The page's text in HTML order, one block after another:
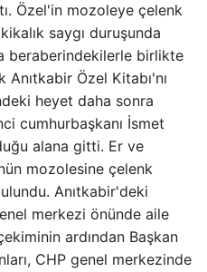
Özel'in mozoleye çelenk
saygı duruşunda
beraberindekilerle birlikte
Özel Kitabı'nı
heyet daha sonra
cumhurbaşkanı İsmet
alana gitti. Er ve
mozolesine çelenk
Anıtkabir'deki
merkezi önünde aile
ardından Başkan
CHP genel merkezinde